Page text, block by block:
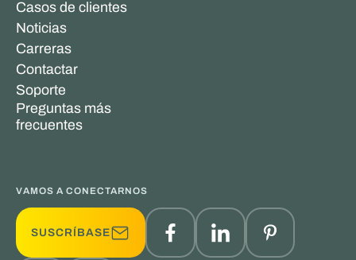
Casos de clientes
Noticias
Carreras
Contactar
Soporte
Preguntas más
frecuentes
VAMOS A CONECTARNOS
SUSCRÍBASE